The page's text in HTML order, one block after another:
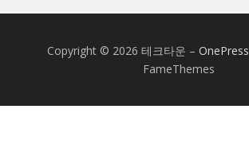
Copyright © 2026 테크타운 – OnePress
FameThemes